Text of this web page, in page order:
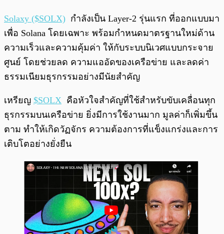
Solaxy ($SOLX) กำลังเป็น Layer-2 รุ่นแรก ที่ออกแบบมา
เพื่อ Solana โดยเฉพาะ พร้อมกำหนดมาตรฐานใหม่ด้าน
ความเร็วและความคุ้มค่า ให้กับระบบนิเวศแบบกระจาย
ศูนย์ โดยช่วยลด ความแออัดของเครือข่าย และลดค่า
ธรรมเนียมธุรกรรมอย่างมีนัยสำคัญ
เหรียญ $SOLX คือหัวใจสำคัญที่ใช้สำหรับขับเคลื่อนทุก
ธุรกรรมบนเครือข่าย ยิ่งมีการใช้งานมาก มูลค่าก็เพิ่มขึ้น
ตาม ทำให้เกิดวัฏจักร ความต้องการที่แข็งแกร่งและการ
เติบโตอย่างยั่งยืน